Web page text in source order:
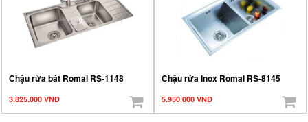
Chậu rửa bát Romal RS-1148
3.825.000 VNĐ
Chậu rửa Inox Romal RS-8145
5.950.000 VNĐ